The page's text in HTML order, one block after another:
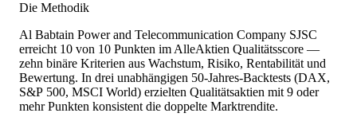
Die Methodik
Al Babtain Power and Telecommunication Company SJSC
erreicht 10 von 10 Punkten im AlleAktien Qualitätsscore —
zehn binäre Kriterien aus Wachstum, Risiko, Rentabilität und
Bewertung. In drei unabhängigen 50-Jahres-Backtests (DAX,
S&P 500, MSCI World) erzielten Qualitätsaktien mit 9 oder
mehr Punkten konsistent die doppelte Marktrendite.